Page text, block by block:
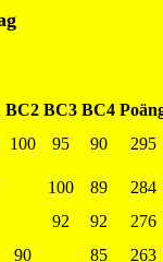
BC2 BC3 BC4
100 95 90
295
100 89
284
92 92
276
90 85
263